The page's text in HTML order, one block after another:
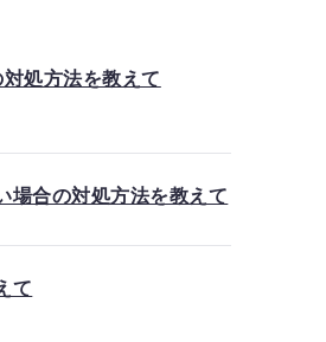
処方法を教えて
場合の対処方法を教えて
て